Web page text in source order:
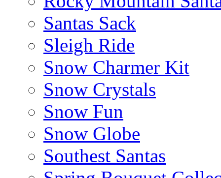
Santas Sack
Sleigh Ride
Snow Charmer Kit
Snow Crystals
Snow Fun
Snow Globe
Southest Santas